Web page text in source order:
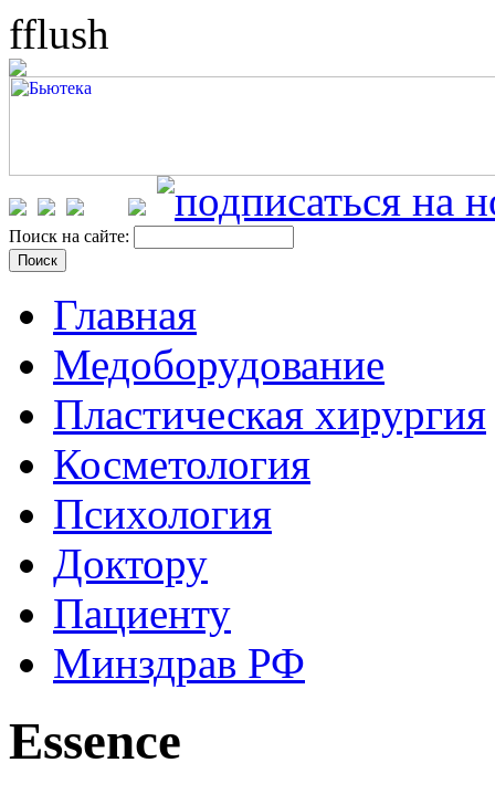
fflush
Поиск на сайте:
Главная
Медоборудование
Пластическая хирургия
Косметология
Психология
Доктору
Пациенту
Минздрав РФ
Essence